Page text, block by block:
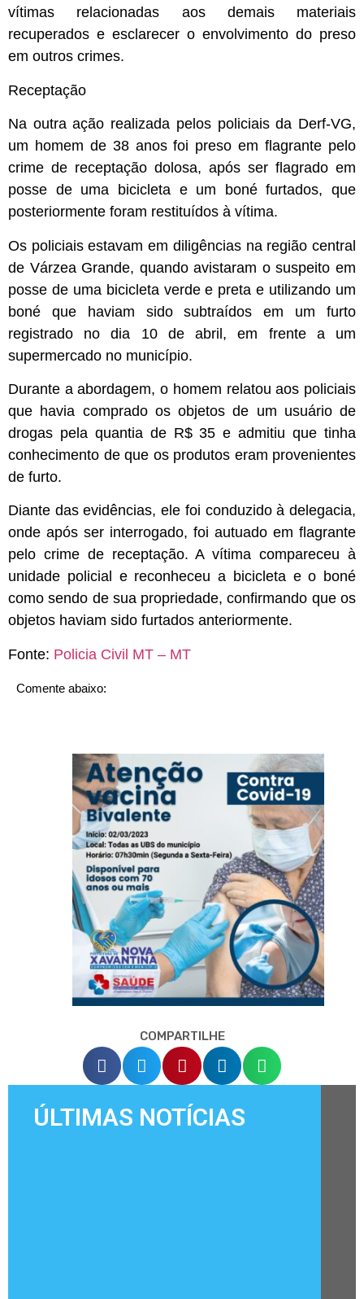
vítimas relacionadas aos demais materiais
recuperados e esclarecer o envolvimento do preso
em outros crimes.
Receptação
Na outra ação realizada pelos policiais da Derf-VG,
um homem de 38 anos foi preso em flagrante pelo
crime de receptação dolosa, após ser flagrado em
posse de uma bicicleta e um boné furtados, que
posteriormente foram restituídos à vítima.
Os policiais estavam em diligências na região central
de Várzea Grande, quando avistaram o suspeito em
posse de uma bicicleta verde e preta e utilizando um
boné que haviam sido subtraídos em um furto
registrado no dia 10 de abril, em frente a um
supermercado no município.
Durante a abordagem, o homem relatou aos policiais
que havia comprado os objetos de um usuário de
drogas pela quantia de R$ 35 e admitiu que tinha
conhecimento de que os produtos eram provenientes
de furto.
Diante das evidências, ele foi conduzido à delegacia,
onde após ser interrogado, foi autuado em flagrante
pelo crime de receptação. A vítima compareceu à
unidade policial e reconheceu a bicicleta e o boné
como sendo de sua propriedade, confirmando que os
objetos haviam sido furtados anteriormente.
Fonte: Policia Civil MT – MT
Comente abaixo:
COMPARTILHE
ÚLTIMAS NOTÍCIAS